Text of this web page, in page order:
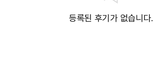
등록된 후기가 없습니다.